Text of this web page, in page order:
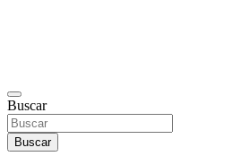
Buscar
Buscar